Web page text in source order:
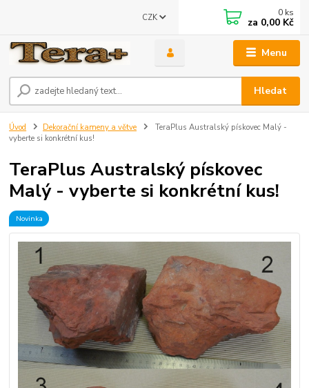
Menu
CZK
Hledat
0 ks
za 0,00 Kč
Úvod Dekorační kameny a větve
TeraPlus Australský pískovec Malý -
vyberte si konkrétní kus!
TeraPlus Australský pískovec
Malý - vyberte si konkrétní kus!
Novinka